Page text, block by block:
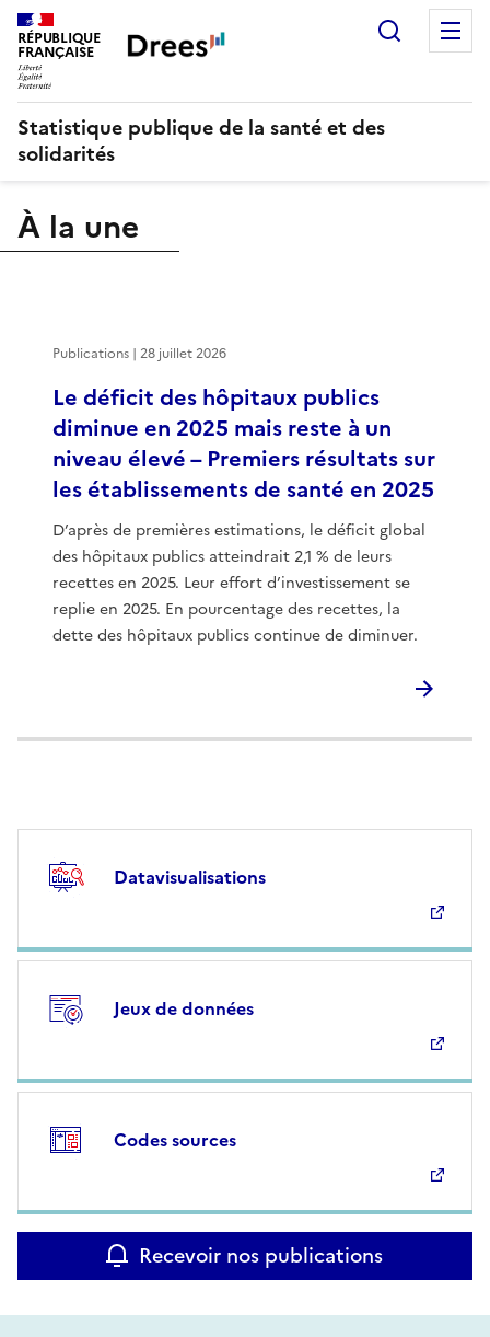
RÉPUBLIQUE
FRANÇAISE
Statistique publique de la santé et des
solidarités
À la une
Le déficit des hôpitaux publics
diminue en 2025 mais reste à un
niveau élevé – Premiers résultats sur
les établissements de santé en 2025
D’après de premières estimations, le déficit global
des hôpitaux publics atteindrait 2,1 % de leurs
recettes en 2025. Leur effort d’investissement se
replie en 2025. En pourcentage des recettes, la
dette des hôpitaux publics continue de diminuer.
Publications | 28 juillet 2026
Datavisualisations
Jeux de données
Codes sources
Recevoir nos publications